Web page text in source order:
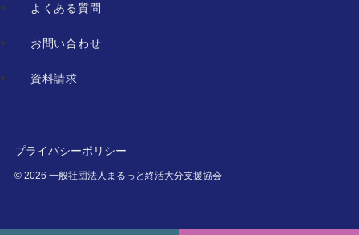
よくある質問
お問い合わせ
資料請求
©2026 一般社団法人まるっと終活大分支援協会
プライバシーポリシー